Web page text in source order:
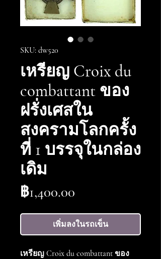
SKU: dw520
เหรียญ Croix du
combattant ของ
ฝรั่งเศสใน
สงครามโลกครั้ง
ที่ 1 บรรจุในกล่อง
เดิม
฿1,400.00
เพิ่มลงในรถเข็น
เหรียญ Croix du combattant ของ